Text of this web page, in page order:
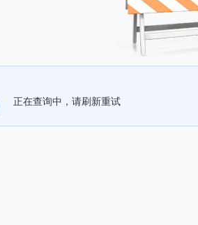
正在查询中，请刷新重试